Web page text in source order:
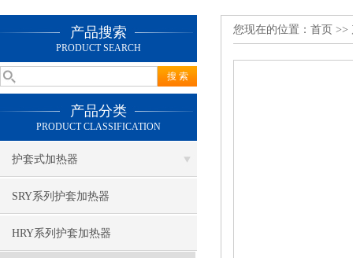
产品搜索
PRODUCT SEARCH
产品分类
PRODUCT CLASSIFICATION
护套式加热器
SRY系列护套加热器
HRY系列护套加热器
您现在的位置： 首页 >>